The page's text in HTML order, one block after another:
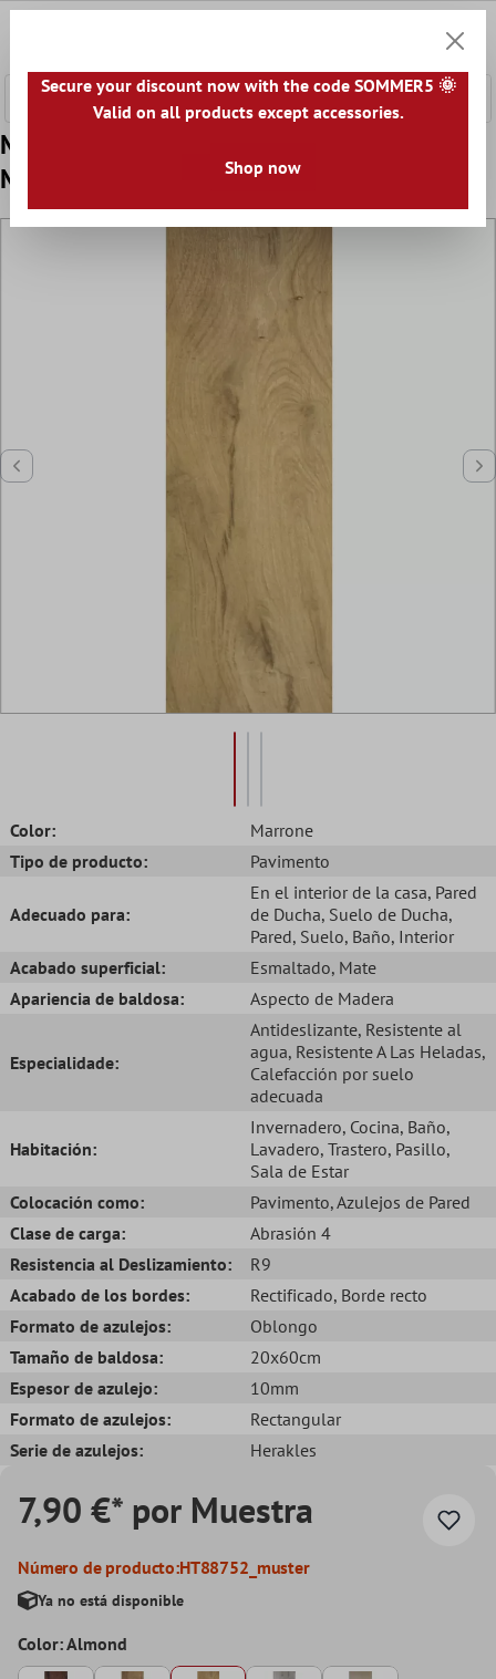
Cesta
Muestra Pavimento Herakles Aspecto De
Madera Almond 20x120cm
Color:
Marrone
Tipo de producto:
Pavimento
Adecuado para:
En el interior de la casa, Pared
de Ducha, Suelo de Ducha,
Pared, Suelo, Baño, Interior
Acabado superficial:
Esmaltado, Mate
Apariencia de baldosa:
Aspecto de Madera
Especialidade:
Antideslizante, Resistente al
agua, Resistente A Las Heladas,
Calefacción por suelo
adecuada
Habitación:
Invernadero, Cocina, Baño,
Lavadero, Trastero, Pasillo,
Sala de Estar
Colocación como:
Pavimento, Azulejos de Pared
Clase de carga:
Abrasión 4
Resistencia al Deslizamiento:
R9
Acabado de los bordes:
Rectificado, Borde recto
Formato de azulejos:
Oblongo
Tamaño de baldosa:
20x60cm
Espesor de azulejo:
10mm
Formato de azulejos:
Rectangular
Serie de azulejos:
Herakles
7,90 €* por Muestra
Número de producto:HT88752_muster
Ya no está disponible
Color: Almond
Secure your discount now with the code SOMMER5 🌞
Valid on all products except accessories.
Shop now